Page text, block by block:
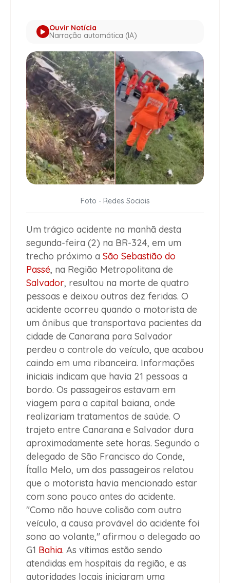
Ouvir Notícia
Narração automática (IA)
Foto - Redes Sociais
Um trágico acidente na manhã desta
segunda-feira (2) na BR-324, em um
trecho próximo a São Sebastião do
Passé, na Região Metropolitana de
Salvador, resultou na morte de quatro
pessoas e deixou outras dez feridas. O
acidente ocorreu quando o motorista de
um ônibus que transportava pacientes da
cidade de Canarana para Salvador
perdeu o controle do veículo, que acabou
caindo em uma ribanceira. Informações
iniciais indicam que havia 21 pessoas a
bordo. Os passageiros estavam em
viagem para a capital baiana, onde
realizariam tratamentos de saúde. O
trajeto entre Canarana e Salvador dura
aproximadamente sete horas. Segundo o
delegado de São Francisco do Conde,
Ítallo Melo, um dos passageiros relatou
que o motorista havia mencionado estar
com sono pouco antes do acidente.
"Como não houve colisão com outro
veículo, a causa provável do acidente foi
sono ao volante," afirmou o delegado ao
G1 Bahia. As vítimas estão sendo
atendidas em hospitais da região, e as
autoridades locais iniciaram uma